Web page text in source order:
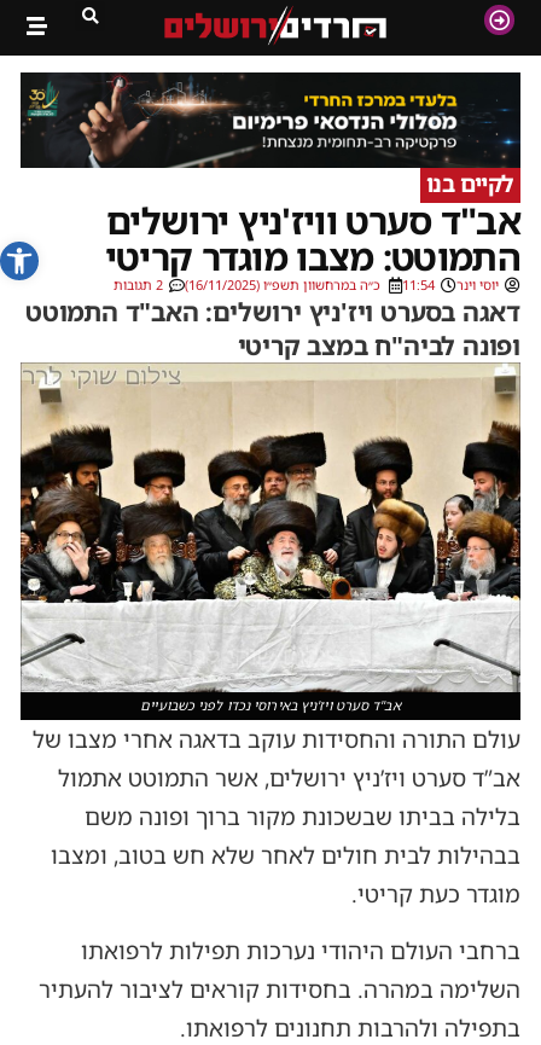
פתח
לקיים בנו
אב"ד סערט וויז'ניץ ירושלים
התמוטט: מצבו מוגדר קריטי
יוסי וינר 11:54 כ״ה במרחשוון תשפ״ו (16/11/2025) 2 תגובות
דאגה בסערט ויז'ניץ ירושלים: האב"ד התמוטט
ופונה לביה"ח במצב קריטי
אב"ד סערט ויז'ניץ באירוסי נכדו לפני כשבועיים
עולם התורה והחסידות עוקב בדאגה אחרי מצבו של
אב”ד סערט ויז’ניץ ירושלים, אשר התמוטט אתמול
בלילה בביתו שבשכונת מקור ברוך ופונה משם
בבהילות לבית חולים לאחר שלא חש בטוב, ומצבו
מוגדר כעת קריטי.
ברחבי העולם היהודי נערכות תפילות לרפואתו
השלימה במהרה. בחסידות קוראים לציבור להעתיר
בתפילה ולהרבות תחנונים לרפואתו.